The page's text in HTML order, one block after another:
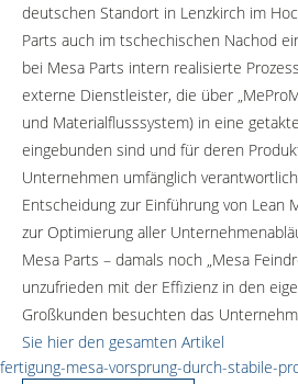
deutschen Standort in Lenzkirch im
Parts auch im tschechischen Nachod
bei Mesa Parts intern realisierte
externe Dienstleister, die über
und Materialflusssystem) in eine
eingebunden sind und für deren
Unternehmen umfänglich
Entscheidung zur Einführung von Lean
zur Optimierung aller
Mesa Parts – damals noch „Mesa
unzufrieden mit der Effizienz in den
Großkunden besuchten das
Sie hier den gesamten Artikel
fertigung-mesa-vorsprung-durch-stabile-